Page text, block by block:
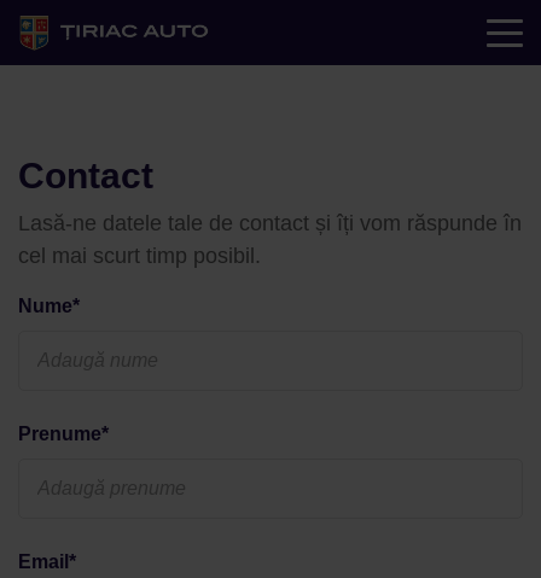
Contact
Lasă-ne datele tale de contact și îți vom răspunde în
cel mai scurt timp posibil.
Nume*
Prenume*
Email*